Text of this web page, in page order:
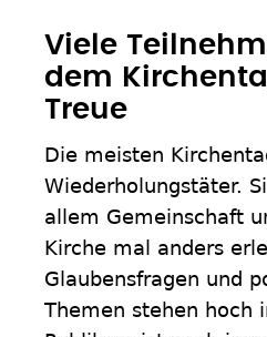
Viele
dem
Treue
Die meisten
Wiederholungstäter.
allem Gemeinschaft
Kirche mal anders
Glaubensfragen und
Themen stehen hoch